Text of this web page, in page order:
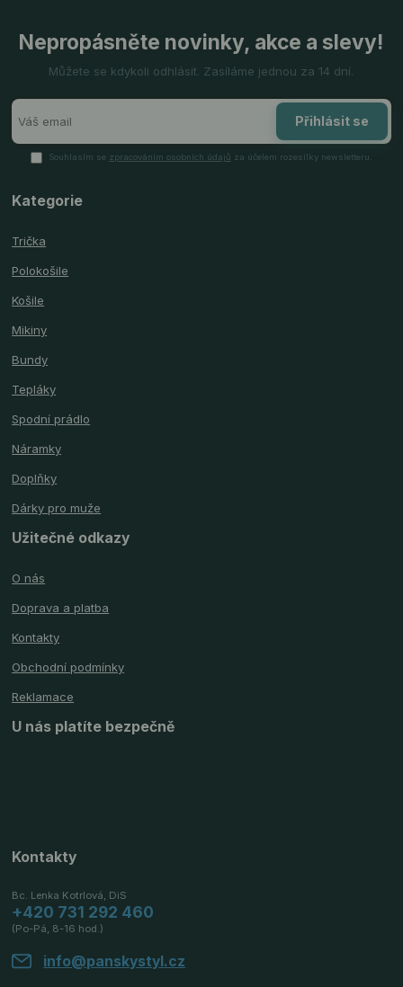
Nepropásněte novinky, akce a slevy!
Můžete se kdykoli odhlásit. Zasíláme jednou za 14 dní.
Přihlásit se
Souhlasím se zpracováním osobních údajů za účelem rozesílky newsletteru.
Kategorie
Trička
Polokošile
Košile
Mikiny
Bundy
Tepláky
Spodní prádlo
Náramky
Doplňky
Dárky pro muže
Užitečné odkazy
O nás
Doprava a platba
Kontakty
Obchodní podmínky
Reklamace
U nás platíte bezpečně
Kontakty
Bc. Lenka Kotrlová, DiS
+420 731 292 460
(Po-Pá, 8-16 hod.)
info@panskystyl.cz